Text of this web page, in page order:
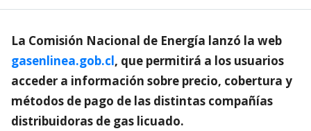
La Comisión Nacional de Energía lanzó la web
gasenlinea.gob.cl, que permitirá a los usuarios
acceder a información sobre precio, cobertura y
métodos de pago de las distintas compañías
distribuidoras de gas licuado.